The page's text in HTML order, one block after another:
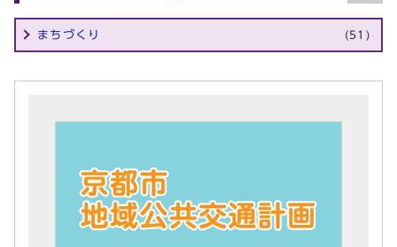
まちづくり (51)